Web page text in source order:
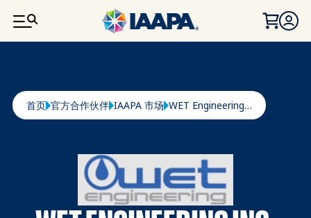
跳转到主要内容
面包屑
首页 官方合作伙伴 IAAPA 市场 WET Engineering Inc.